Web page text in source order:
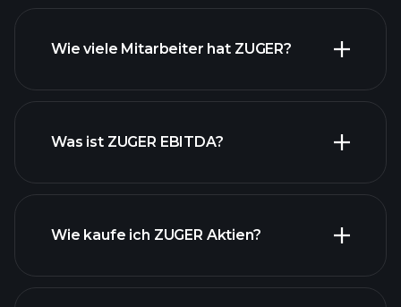
finanzielle Berichte ZUGER
Wie viele Mitarbeiter hat ZUGER?
Was ist ZUGER EBITDA?
Wie kaufe ich ZUGER Aktien?